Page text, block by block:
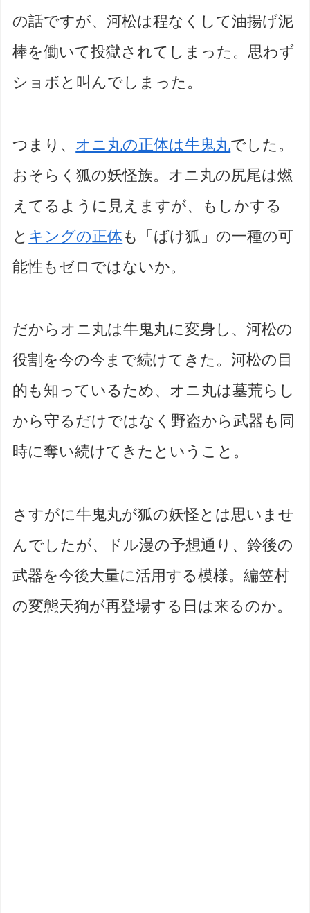
の話ですが、河松は程なくして油揚げ泥
棒を働いて投獄されてしまった。思わず
ショボと叫んでしまった。
つまり、 オニ丸の正体は牛鬼丸でした。
おそらく狐の妖怪族。オニ丸の尻尾は燃
えてるように見えますが、もしかする
と キングの正体 も「ばけ狐」の一種の可
能性もゼロではないか。
だからオニ丸は牛鬼丸に変身し、河松の
役割を今の今まで続けてきた。河松の目
的も知っているため、オニ丸は墓荒らし
から守るだけではなく野盗から武器も同
時に奪い続けてきたということ。
さすがに牛鬼丸が狐の妖怪とは思いませ
んでしたが、ドル漫の予想通り、鈴後の
武器を今後大量に活用する模様。編笠村
の変態天狗が再登場する日は来るのか。